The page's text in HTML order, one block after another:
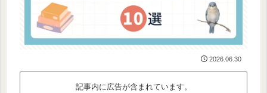
2026.06.30
記事内に広告が含まれています。